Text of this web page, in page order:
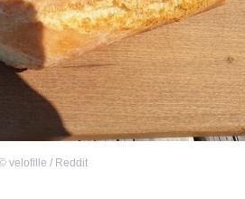
velofille / Reddit